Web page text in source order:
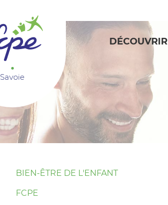
Savoie
DÉCOUVRIR
BIEN-ÊTRE DE L'ENFANT
FCPE